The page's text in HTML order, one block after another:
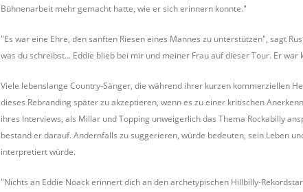
Bühnenarbeit mehr gemacht hatte, wie er sich erinnern konnte."
"Es war eine Ehre, den sanften Riesen eines Mannes zu unterstützen", sagt
was du schreibst... Eddie blieb bei mir und meiner Frau auf dieser Tour. Er war
Viele lebenslange Country-Sänger, die während ihrer kurzen kommerziellen
dieses Rebranding später zu akzeptieren, wenn es zu einer kritischen
ihres Interviews, als Millar und Topping unweigerlich das Thema Rockabilly
bestand er darauf. Andernfalls zu suggerieren, würde bedeuten, sein Leben
interpretiert würde.
"Nichts an Eddie Noack erinnert dich an den archetypischen Hillbilly-